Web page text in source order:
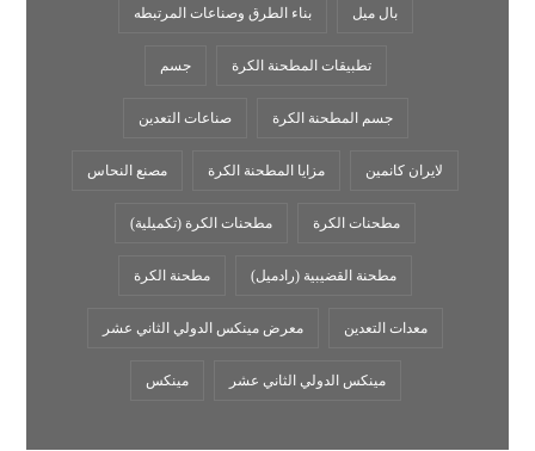
بال میل بناء الطرق وصناعات المرتبطه
تطبيقات المطحنة الكرة جسم
جسم المطحنة الكرة صناعات التعدين
لايران كانمين مزایا المطحنة الکرة مصنع النحاس
مطحنات الكرة مطحنات الكرة (تكميلية)
مطحنة القضيبية (رادميل) مطحنة الكرة
معدات التعدين معرض مينكس الدولي الثاني عشر
مينكس الدولي الثاني عشر مینکس